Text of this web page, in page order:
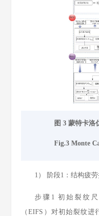
图 3 蒙特卡洛
Fig.3 Monte
1） 阶段1：结构疲
步骤1
初始裂纹
（EIFS）对初始裂纹